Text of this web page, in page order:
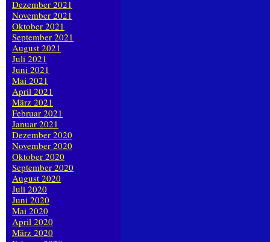
Dezember 2021
November 2021
Oktober 2021
September 2021
August 2021
Juli 2021
Juni 2021
Mai 2021
April 2021
März 2021
Februar 2021
Januar 2021
Dezember 2020
November 2020
Oktober 2020
September 2020
August 2020
Juli 2020
Juni 2020
Mai 2020
April 2020
März 2020